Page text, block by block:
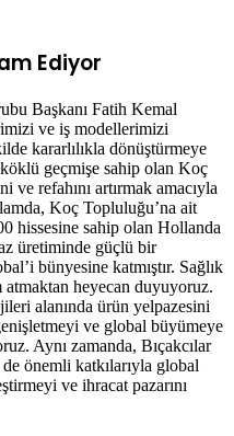
Ediyor
Başkanı Fatih Kemal
ve iş modellerimizi
kararlılıkla dönüştürmeye
geçmişe sahip olan Koç
refahını artırmak amacıyla
Koç Topluluğu’na ait
hissesine sahip olan Hollanda
üretiminde güçlü bir
bünyesine katmıştır. Sağlık
heyecan duyuyoruz.
alanında ürün yelpazesini
ve global büyümeye
Aynı zamanda, Bıçakcılar
önemli katkılarıyla global
ve ihracat pazarını